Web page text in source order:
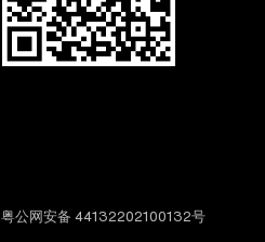
粤公网安备 44132202100132号